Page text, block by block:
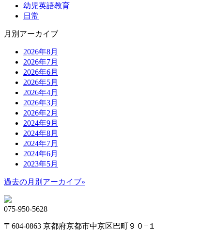
幼児英語教育
日常
月別アーカイブ
2026年8月
2026年7月
2026年6月
2026年5月
2026年4月
2026年3月
2026年2月
2024年9月
2024年8月
2024年7月
2024年6月
2023年5月
過去の月別アーカイブ»
075-950-5628
〒604-0863 京都府京都市中京区巴町９０−１